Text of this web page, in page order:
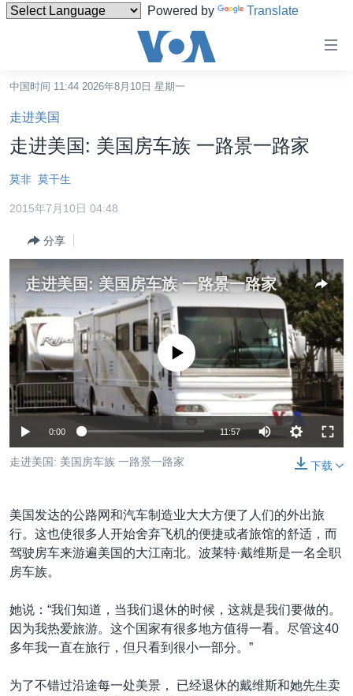
Powered by Translate
碍
链
跳
转
内
航
跳
转
到
检
台湾
港澳
国际
最新国际新闻
中东
欧洲
非洲
美洲
分类新闻
人权·法律·宗教
科教·文娱·体健
军事
劳工
美中关系
热点专题
白宫要闻
国会报道
美中关系
重要讲话与声明
台海两岸关系
关注西藏
关注新疆
VOA视频
VOA今日焦点
中文广播
关注我们
其他语言网站
中国时间 11:44 2026年8月10日 星期一
走进美国
走进美国: 美国房车族 一路景一路家
莫非 莫干生
2015年7月10日 04:48
分享
走进美国: 美国房车族 一路景一路家
没有媒体可用资源
0:00 11:57
下载
走进美国: 美国房车族 一路景一路家
美国发达的公路网和汽车制造业大大方便了人们的外出旅
行。这也使很多人开始舍弃飞机的便捷或者旅馆的舒适，而
驾驶房车来游遍美国的大江南北。波莱特·戴维斯是一名全职
房车族。
她说：“我们知道，当我们退休的时候，这就是我们要做的。
因为我热爱旅游。这个国家有很多地方值得一看。尽管这40
多年我一直在旅行，但只看到很小一部分。”
为了不错过沿途每一处美景， 已经退休的戴维斯和她先生卖